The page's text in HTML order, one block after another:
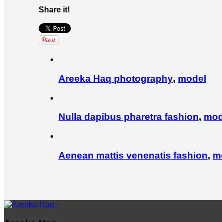
Share it!
Areeka Haq photography, model
Nulla dapibus pharetra fashion,
Aenean mattis venenatis fashion,